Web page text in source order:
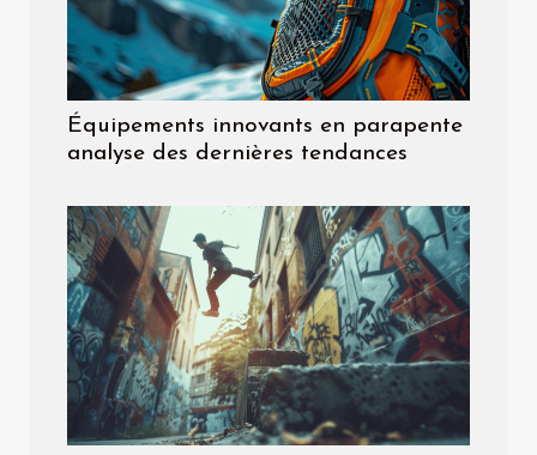
Équipements innovants en parapente
analyse des dernières tendances